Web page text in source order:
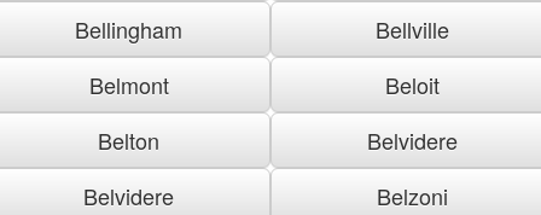
Bellingham
Bellville
Belmont
Beloit
Belton
Belvidere
Belvidere
Belzoni